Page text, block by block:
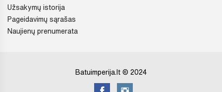
Užsakymų istorija
Pageidavimų sąrašas
Naujienų prenumerata
Batuimperija.lt © 2024